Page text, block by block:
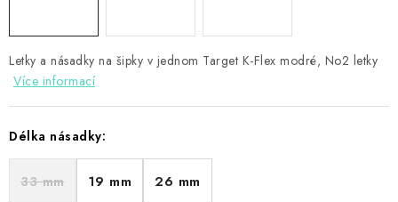
Kontakty Hodnocení obchodu
Letky a násadky na šipky v jednom Target K-Flex modré, No2 letky
Více informací
Délka násadky:
33 mm 19 mm 26 mm